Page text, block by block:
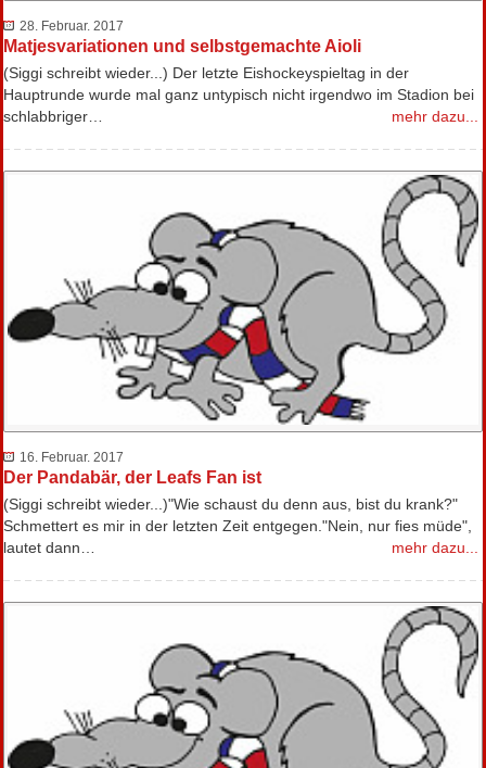
28. Februar. 2017
Matjesvariationen und selbstgemachte Aioli
(Siggi schreibt wieder...) Der letzte Eishockeyspieltag in der
Hauptrunde wurde mal ganz untypisch nicht irgendwo im Stadion bei
schlabbriger…
mehr dazu...
16. Februar. 2017
Der Pandabär, der Leafs Fan ist
(Siggi schreibt wieder...)"Wie schaust du denn aus, bist du krank?"
Schmettert es mir in der letzten Zeit entgegen."Nein, nur fies müde",
lautet dann…
mehr dazu...